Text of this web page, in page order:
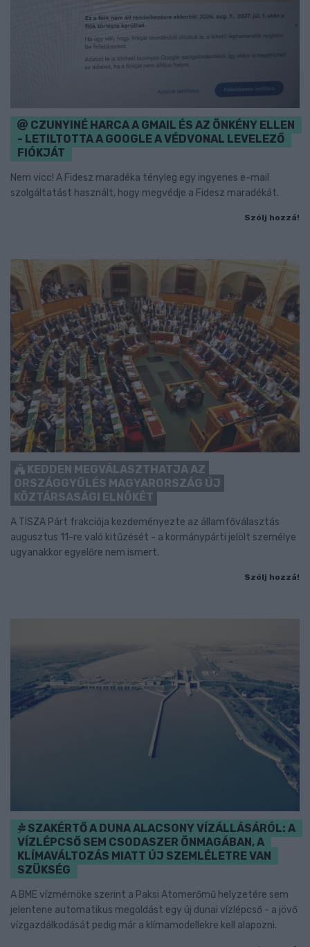
CZUNYINÉ HARCA A GMAIL ÉS AZ ÖNKÉNY ELLEN
- LETILTOTTA A GOOGLE A VÉDVONAL LEVELEZŐ
FIÓKJÁT
Nem vicc! A Fidesz maradéka tényleg egy ingyenes e-mail
szolgáltatást használt, hogy megvédje a Fidesz maradékát.
Szólj hozzá!
KEDDEN MEGVÁLASZTHATJA AZ
ORSZÁGGYŰLÉS MAGYARORSZÁG ÚJ
KÖZTÁRSASÁGI ELNÖKÉT
A TISZA Párt frakciója kezdeményezte az államfőválasztás
augusztus 11-re való kitűzését - a kormánypárti jelölt személye
ugyanakkor egyelőre nem ismert.
Szólj hozzá!
SZAKÉRTŐ A DUNA ALACSONY VÍZÁLLÁSÁRÓL: A
VÍZLÉPCSŐ SEM CSODASZER ÖNMAGÁBAN, A
KLÍMAVÁLTOZÁS MIATT ÚJ SZEMLÉLETRE VAN
SZÜKSÉG
A BME vízmérnöke szerint a Paksi Atomerőmű helyzetére sem
jelentene automatikus megoldást egy új dunai vízlépcső - a jövő
vízgazdálkodását pedig már a klímamodellekre kell alapozni.